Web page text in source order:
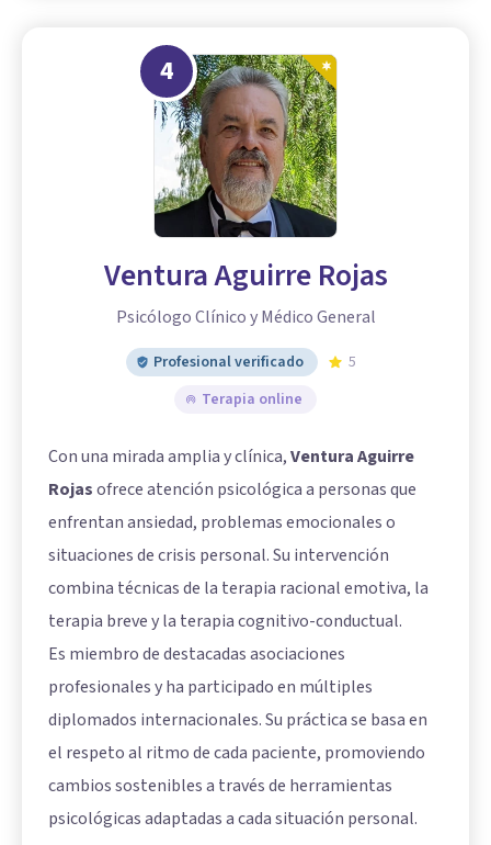
4
Ventura Aguirre Rojas
Psicólogo Clínico y Médico General
Profesional verificado
5
Terapia online
Con una mirada amplia y clínica,Ventura Aguirre
Rojasofrece atención psicológica a personas que
enfrentan ansiedad, problemas emocionales o
situaciones de crisis personal. Su intervención
combina técnicas de la terapia racional emotiva, la
terapia breve y la terapia cognitivo-conductual.
Es miembro de destacadas asociaciones
profesionales y ha participado en múltiples
diplomados internacionales. Su práctica se basa en
el respeto al ritmo de cada paciente, promoviendo
cambios sostenibles a través de herramientas
psicológicas adaptadas a cada situación personal.